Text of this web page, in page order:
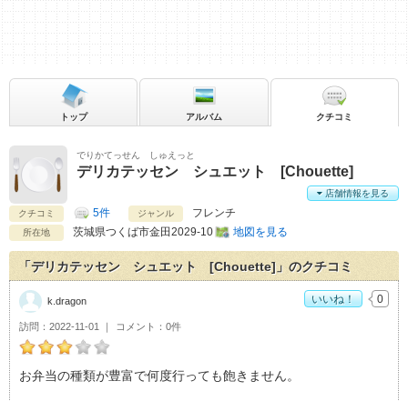
でりかてっせん しゅえっと
デリカテッセン シュエット [Chouette]
クチコミ 5件 ジャンル フレンチ
所在地 茨城県つくば市金田2029-10 地図を見る
店舗情報を見る
トップ アルバム クチコミ
「デリカテッセン シュエット [Chouette]」のクチコミ
k.dragonのデリカテッセン シュエット [Chouette]おすすめ
お弁当の種類が豊富で何度行っても飽きません。
訪問 2022-11-01 コメント 0件
k.dragon いいね！ 0